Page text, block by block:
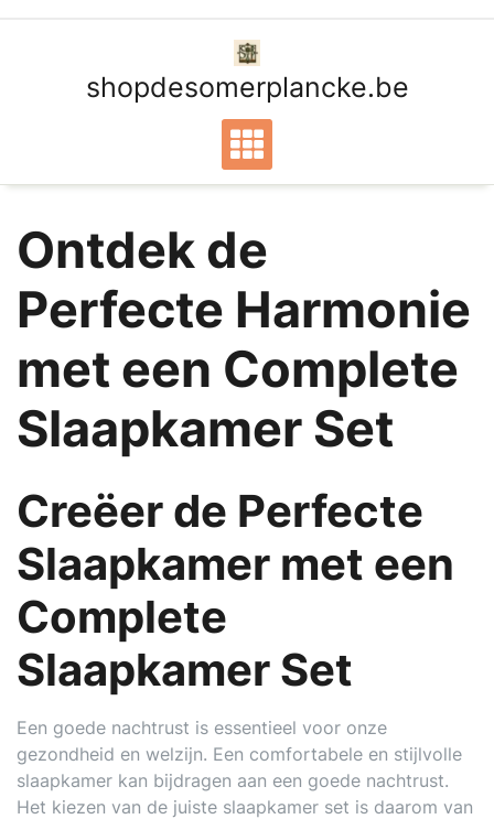
shopdesomerplancke.be
Ontdek de
Perfecte Harmonie
met een Complete
Slaapkamer Set
Creëer de Perfecte
Slaapkamer met een
Complete
Slaapkamer Set
Een goede nachtrust is essentieel voor onze
gezondheid en welzijn. Een comfortabele en stijlvolle
slaapkamer kan bijdragen aan een goede nachtrust.
Het kiezen van de juiste slaapkamer set is daarom van